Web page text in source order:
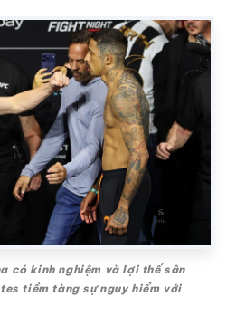
có kinh nghiệm và lợi thế sân
tiềm tàng sự nguy hiểm với